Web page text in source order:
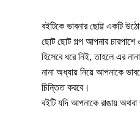
বইটিকে ভাবনার ছোট্ট একটি
ছোট ছোট গল্প আপনার চারপাশে
হিসেবে ধরে নিই, তাহলে এর
নানা অধ্যায় নিয়ে আপনাকে
চিন্তিত করবে।
বইটি যদি আপনাকে রাঙায় অথবা